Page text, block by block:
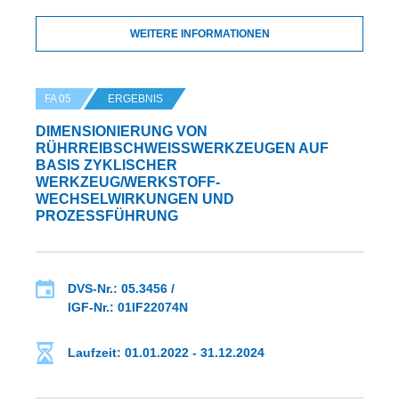
WEITERE INFORMATIONEN
FA 05 ERGEBNIS
DIMENSIONIERUNG VON
RÜHRREIBSCHWEISSWERKZEUGEN AUF B
ASIS ZYKLISCHER W
ERKZEUG/WERKSTOFF-W
ECHSELWIRKUNGEN UND P
ROZESSFÜHRUNG
DVS-Nr.: 05.3456 /
IGF-Nr.: 01IF22074N
Laufzeit: 01.01.2022 - 31.12.2024